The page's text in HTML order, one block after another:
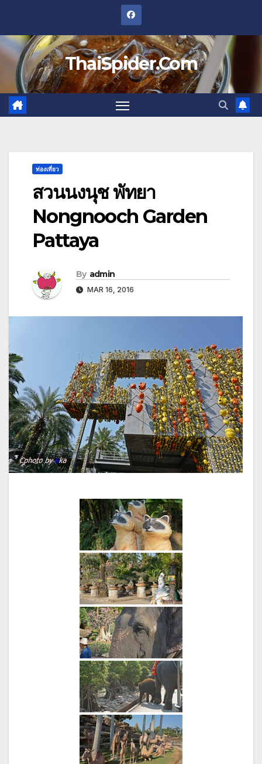
content
ThaiSpider.Com
ท่องเที่ยว
สวนนงนุช พัทยา
Nongnooch Garden
Pattaya
By admin
MAR 16, 2016